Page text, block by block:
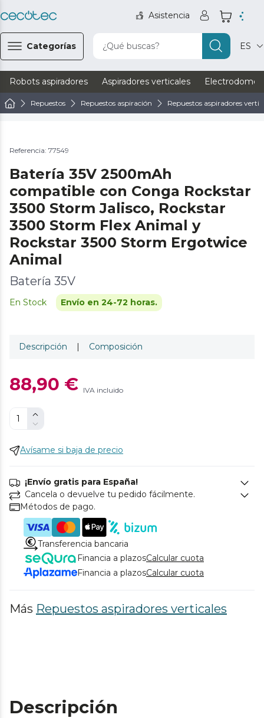
Asistencia
Categorías ¿Qué buscas? ES
Robots aspiradores Aspiradores verticales
Repuestos Repuestos aspiración Repuestos aspiradores
Referencia: 77549
Batería 35V 2500mAh
compatible con Conga Rockstar
3500 Storm Jalisco, Rockstar
3500 Storm Flex Animal y
Rockstar 3500 Storm Ergotwice
Animal
Batería 35V
En Stock Envío en 24-72 horas.
Descripción | Composición
88,90 € IVA incluido
Avísame si baja de precio
¡Envío gratis para España!
Cancela o devuelve tu pedido fácilmente.
Métodos de pago.
Transferencia bancaria
Financia a plazosCalcular cuota
Financia a plazosCalcular cuota
Más Repuestos aspiradores verticales
Descripción